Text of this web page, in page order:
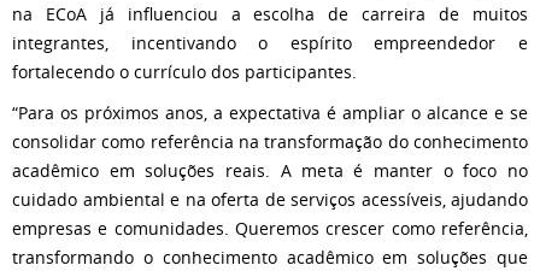
na ECoA já influenciou a escolha de carreira de muitos
integrantes, incentivando o espírito empreendedor e
fortalecendo o currículo dos participantes.
“Para os próximos anos, a expectativa é ampliar o alcance e se
consolidar como referência na transformação do conhecimento
acadêmico em soluções reais. A meta é manter o foco no
cuidado ambiental e na oferta de serviços acessíveis, ajudando
empresas e comunidades. Queremos crescer como referência,
transformando o conhecimento acadêmico em soluções que